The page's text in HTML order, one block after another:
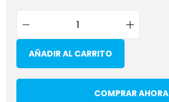
AÑADIR AL CARRITO
COMPRAR AHORA